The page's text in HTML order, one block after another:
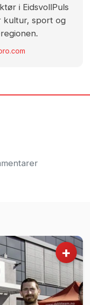
i EidsvollPuls
kultur, sport og
+